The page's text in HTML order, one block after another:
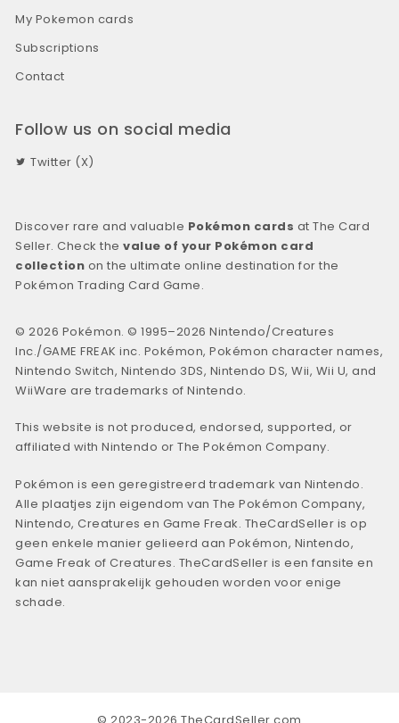
My Pokemon cards
Subscriptions
Contact
Follow us on social media
Twitter (X)
Discover rare and valuable Pokémon cards at The Card
Seller. Check thevalue of your Pokémon card
collection on the ultimate online destination for the
Pokémon Trading Card Game.
© 2026 Pokémon. © 1995–2026 Nintendo/Creatures
Inc./GAME FREAK inc. Pokémon, Pokémon character names,
Nintendo Switch, Nintendo 3DS, Nintendo DS, Wii, Wii U, and
WiiWare are trademarks of Nintendo.
This website is not produced, endorsed, supported, or
affiliated with Nintendo or The Pokémon Company.
Pokémon is een geregistreerd trademark van Nintendo.
Alle plaatjes zijn eigendom van The Pokémon Company,
Nintendo, Creatures en Game Freak. TheCardSeller is op
geen enkele manier gelieerd aan Pokémon, Nintendo,
Game Freak of Creatures. TheCardSeller is een fansite en
kan niet aansprakelijk gehouden worden voor enige
schade.
© 2023-2026 TheCardSeller.com